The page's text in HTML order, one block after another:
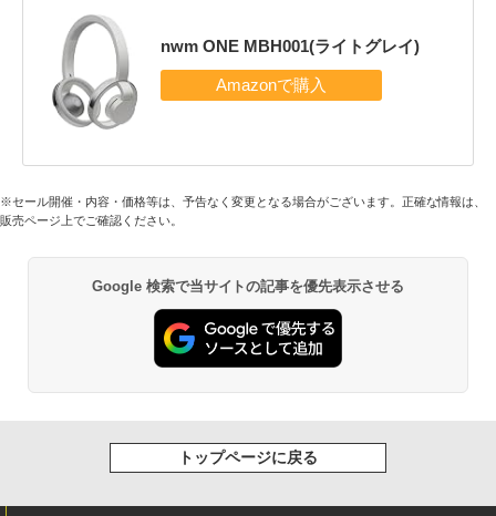
nwm ONE MBH001(ライトグレイ)
※セール開催・内容・価格等は、予告なく変更となる場合がございます。正確な情報は、
販売ページ上でご確認ください。
Google 検索で当サイトの記事を優先表示させる
トップページに戻る